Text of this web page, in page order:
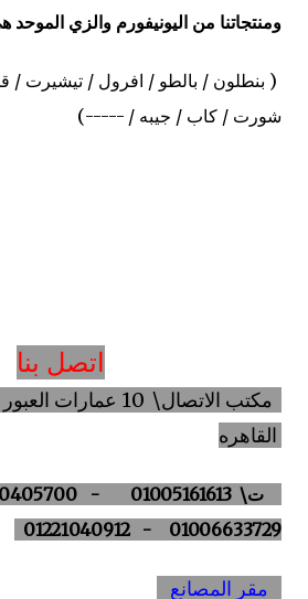
ومنتجاتنا من اليونيفورم والزي الموحد
( بنطلون / بالطو / افرول / تيشيرت
شورت / كاب / جيبه / -----)
اتصل بنا
مكتب الاتصال\ 10
القاهره
01006633729 - 01221040912
مقر المصانع